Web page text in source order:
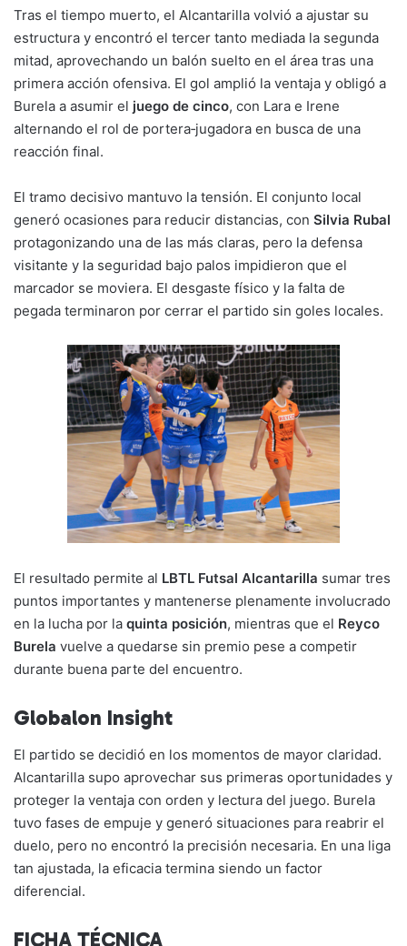
Tras el tiempo muerto, el Alcantarilla volvió a ajustar su
estructura y encontró el tercer tanto mediada la segunda
mitad, aprovechando un balón suelto en el área tras una
primera acción ofensiva. El gol amplió la ventaja y obligó a
Burela a asumir el juego de cinco, con Lara e Irene
alternando el rol de portera‑jugadora en busca de una
reacción final.
El tramo decisivo mantuvo la tensión. El conjunto local
generó ocasiones para reducir distancias, con Silvia Rubal
protagonizando una de las más claras, pero la defensa
visitante y la seguridad bajo palos impidieron que el
marcador se moviera. El desgaste físico y la falta de
pegada terminaron por cerrar el partido sin goles locales.
El resultado permite al LBTL Futsal Alcantarilla sumar tres
puntos importantes y mantenerse plenamente involucrado
en la lucha por la quinta posición, mientras que el Reyco
Burela vuelve a quedarse sin premio pese a competir
durante buena parte del encuentro.
Globalon Insight
El partido se decidió en los momentos de mayor claridad.
Alcantarilla supo aprovechar sus primeras oportunidades y
proteger la ventaja con orden y lectura del juego. Burela
tuvo fases de empuje y generó situaciones para reabrir el
duelo, pero no encontró la precisión necesaria. En una liga
tan ajustada, la eficacia termina siendo un factor
diferencial.
FICHA TÉCNICA